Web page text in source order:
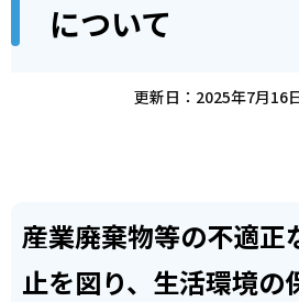
について
更新日：2025年7月16
産業廃棄物等の不適正
止を図り、生活環境の